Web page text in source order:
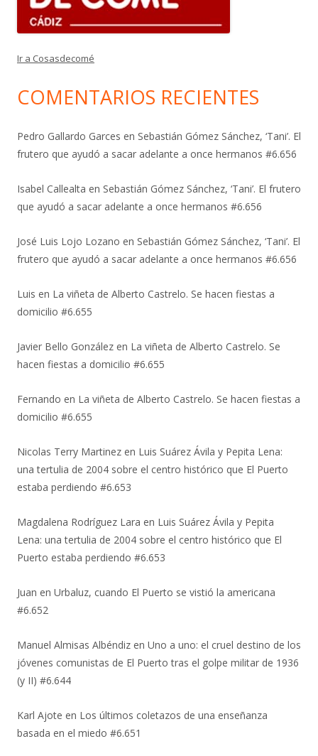
Ir a Cosasdecomé
COMENTARIOS RECIENTES
Pedro Gallardo Garces en Sebastián Gómez Sánchez, ‘Tani’. El
frutero que ayudó a sacar adelante a once hermanos #6.656
Isabel Callealta en Sebastián Gómez Sánchez, ‘Tani’. El frutero
que ayudó a sacar adelante a once hermanos #6.656
José Luis Lojo Lozano en Sebastián Gómez Sánchez, ‘Tani’. El
frutero que ayudó a sacar adelante a once hermanos #6.656
Luis en La viñeta de Alberto Castrelo. Se hacen fiestas a
domicilio #6.655
Javier Bello González en La viñeta de Alberto Castrelo. Se
hacen fiestas a domicilio #6.655
Fernando en La viñeta de Alberto Castrelo. Se hacen fiestas a
domicilio #6.655
Nicolas Terry Martinez en Luis Suárez Ávila y Pepita Lena:
una tertulia de 2004 sobre el centro histórico que El Puerto
estaba perdiendo #6.653
Magdalena Rodríguez Lara en Luis Suárez Ávila y Pepita
Lena: una tertulia de 2004 sobre el centro histórico que El
Puerto estaba perdiendo #6.653
Juan en Urbaluz, cuando El Puerto se vistió la americana
#6.652
Manuel Almisas Albéndiz en Uno a uno: el cruel destino de los
jóvenes comunistas de El Puerto tras el golpe militar de 1936
(y II) #6.644
Karl Ajote en Los últimos coletazos de una enseñanza
basada en el miedo #6.651